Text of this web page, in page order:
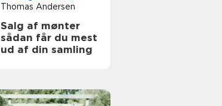
Thomas Andersen
Salg af mønter
sådan får du mest
ud af din samling